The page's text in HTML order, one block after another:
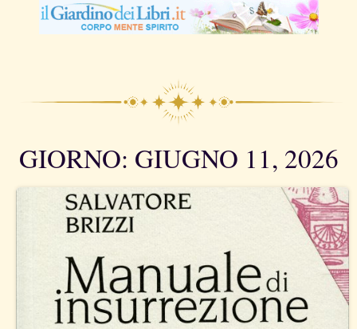
GIORNO: GIUGNO 11, 2026